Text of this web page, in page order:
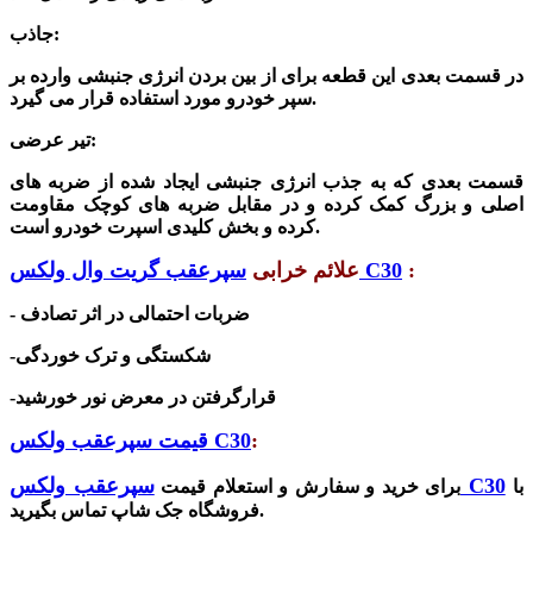
جاذب:
در قسمت بعدی این قطعه برای از بین بردن انرژی جنبشی وارده بر
سپر خودرو مورد استفاده قرار می گیرد.
تیر عرضی:
قسمت بعدی که به جذب انرژی جنبشی ایجاد شده از ضربه های
اصلی و بزرگ کمک کرده و در مقابل ضربه های کوچک مقاومت
کرده و بخش کلیدی اسپرت خودرو است.
علائم خرابی سپرعقب گریت وال ولکس C30 :
- ضربات احتمالی در اثر تصادف
-شکستگی و ترک خوردگی
-قرارگرفتن در معرض نور خورشید
قیمت سپرعقب ولکس C30:
برای خرید و سفارش و استعلام قیمت سپرعقب ولکس C30 با
فروشگاه جک شاپ تماس بگیرید.